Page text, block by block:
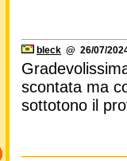
bleck @ 26/07/
scontata ma
sottotono il